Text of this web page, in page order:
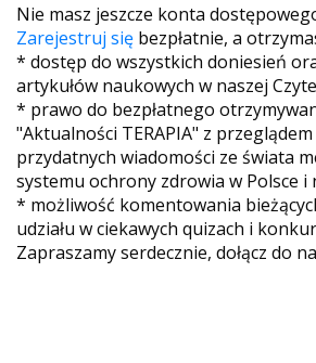
Nie masz jeszcze konta
Zarejestruj się bezpłatnie, a
* dostęp do wszystkich doniesień
artykułów naukowych w naszej
* prawo do bezpłatnego
"Aktualności TERAPIA" z
przydatnych wiadomości ze świata
systemu ochrony zdrowia w Polsce i
* możliwość komentowania
udziału w ciekawych quizach i
Zapraszamy serdecznie, dołącz do